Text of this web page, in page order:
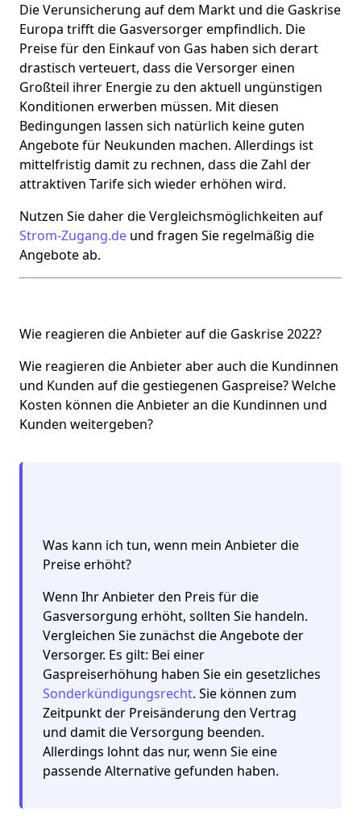
Die Verunsicherung auf dem Markt und die Gaskrise
Europa trifft die Gasversorger empfindlich. Die
Preise für den Einkauf von Gas haben sich derart
drastisch verteuert, dass die Versorger einen
Großteil ihrer Energie zu den aktuell ungünstigen
Konditionen erwerben müssen. Mit diesen
Bedingungen lassen sich natürlich keine guten
Angebote für Neukunden machen. Allerdings ist
mittelfristig damit zu rechnen, dass die Zahl der
attraktiven Tarife sich wieder erhöhen wird.
Nutzen Sie daher die Vergleichsmöglichkeiten auf
Strom-Zugang.de und fragen Sie regelmäßig die
Angebote ab.
Wie reagieren die Anbieter auf die Gaskrise 2022?
Wie reagieren die Anbieter aber auch die Kundinnen
und Kunden auf die gestiegenen Gaspreise? Welche
Kosten können die Anbieter an die Kundinnen und
Kunden weitergeben?
Was kann ich tun, wenn mein Anbieter die
Preise erhöht?
Wenn Ihr Anbieter den Preis für die
Gasversorgung erhöht, sollten Sie handeln.
Vergleichen Sie zunächst die Angebote der
Versorger. Es gilt: Bei einer
Gaspreiserhöhung haben Sie ein gesetzliches
Sonderkündigungsrecht. Sie können zum
Zeitpunkt der Preisänderung den Vertrag
und damit die Versorgung beenden.
Allerdings lohnt das nur, wenn Sie eine
passende Alternative gefunden haben.